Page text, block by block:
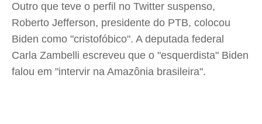
Outro que teve o perfil no Twitter suspenso,
Roberto Jefferson, presidente do PTB, colocou
Biden como "cristofóbico". A deputada federal
Carla Zambelli escreveu que o "esquerdista" Biden
falou em "intervir na Amazônia brasileira".